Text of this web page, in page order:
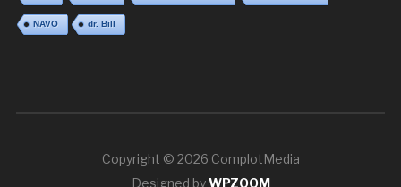
NAVO dr. Bill
Copyright © 2026 ComplotMedia
Designed byWPZOOM